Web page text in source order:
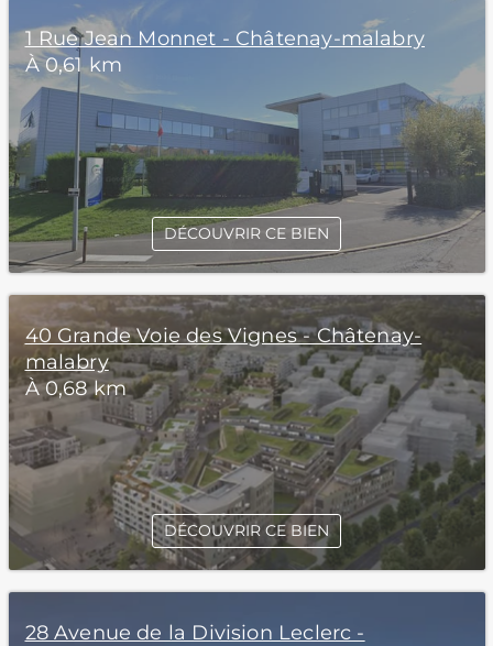
1 Rue Jean Monnet - Châtenay-malabry
À 0,61 km
DÉCOUVRIR CE BIEN
40 Grande Voie des Vignes - Châtenay-
malabry
À 0,68 km
DÉCOUVRIR CE BIEN
28 Avenue de la Division Leclerc -